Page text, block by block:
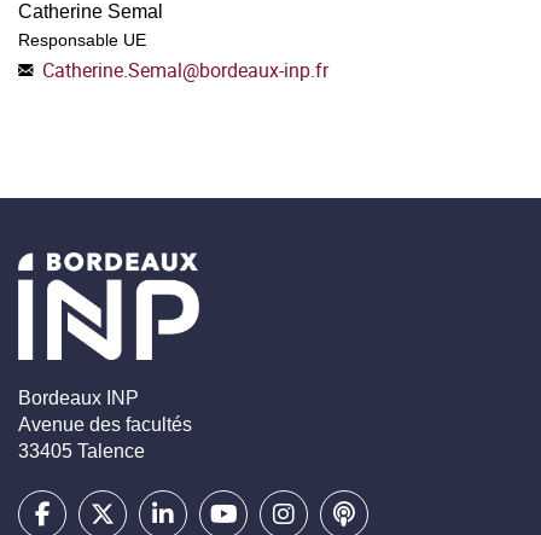
Catherine Semal
Responsable UE
Catherine.Semal@bordeaux-inp.fr
Bordeaux INP
Avenue des facultés
33405 Talence